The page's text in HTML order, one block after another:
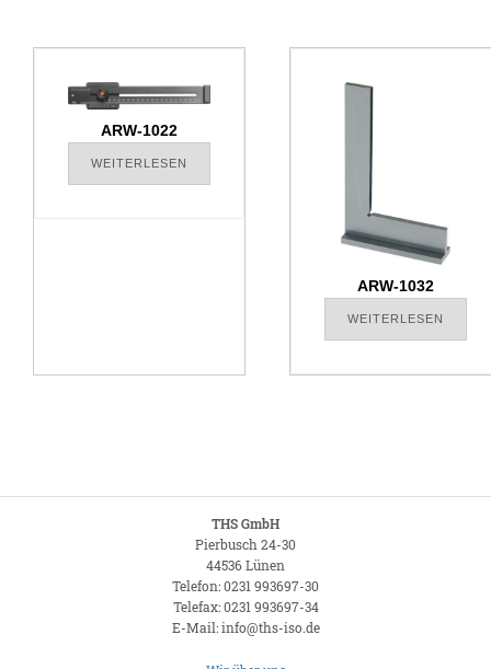
ARW-1022
WEITERLESEN
ARW-1032
WEITERLESEN
THS GmbH
Pierbusch 24-30
44536 Lünen
Telefon: 0231 993697-30
Telefax: 0231 993697-34
E-Mail: info@ths-iso.de